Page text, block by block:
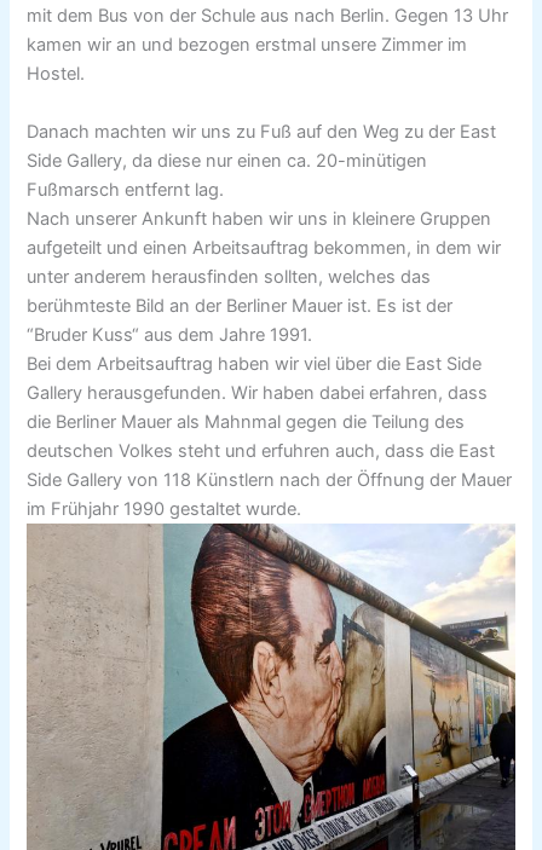
mit dem Bus von der Schule aus nach Berlin. Gegen 13 Uhr
kamen wir an und bezogen erstmal unsere Zimmer im
Hostel.
Danach machten wir uns zu Fuß auf den Weg zu der East
Side Gallery, da diese nur einen ca. 20-minütigen
Fußmarsch entfernt lag.
Nach unserer Ankunft haben wir uns in kleinere Gruppen
aufgeteilt und einen Arbeitsauftrag bekommen, in dem wir
unter anderem herausfinden sollten, welches das
berühmteste Bild an der Berliner Mauer ist. Es ist der
“Bruder Kuss“ aus dem Jahre 1991.
Bei dem Arbeitsauftrag haben wir viel über die East Side
Gallery herausgefunden. Wir haben dabei erfahren, dass
die Berliner Mauer als Mahnmal gegen die Teilung des
deutschen Volkes steht und erfuhren auch, dass die East
Side Gallery von 118 Künstlern nach der Öffnung der Mauer
im Frühjahr 1990 gestaltet wurde.